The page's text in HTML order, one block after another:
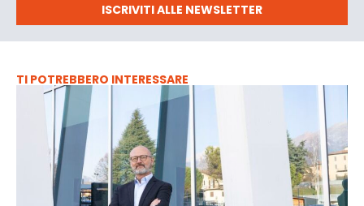
ISCRIVITI ALLE NEWSLETTER
TI POTREBBERO INTERESSARE